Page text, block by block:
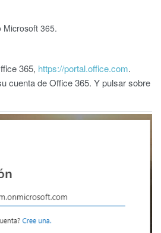
Microsoft 365.
365, https://portal.office.com.
cuenta de Office 365. Y pulsar sobre